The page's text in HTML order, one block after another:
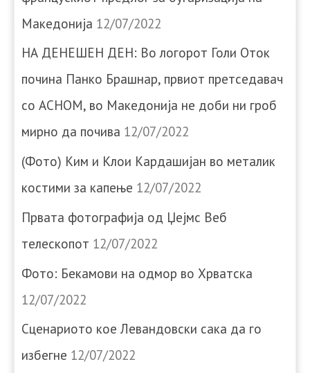
Македонија 12/07/2022
НА ДЕНЕШЕН ДЕН: Во логорот Голи Оток
почина Панко Брашнар, првиот претседавач
со АСНОМ, во Македонија не доби ни гроб
мирно да почива 12/07/2022
(Фото) Ким и Клои Кардашијан во металик
костими за капење 12/07/2022
Првата фотографија од Џејмс Веб
телескопот 12/07/2022
Фото: Бекамови на одмор во Хрватска
12/07/2022
Сценариото кое Левандовски сака да го
избегне 12/07/2022